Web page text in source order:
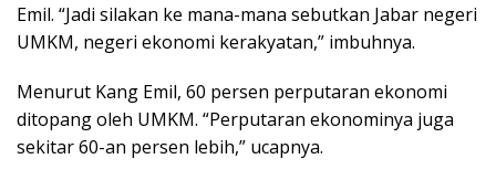
Emil. “Jadi silakan ke mana-mana sebutkan Jabar negeri
UMKM, negeri ekonomi kerakyatan,” imbuhnya.
Menurut Kang Emil, 60 persen perputaran ekonomi
ditopang oleh UMKM. “Perputaran ekonominya juga
sekitar 60-an persen lebih,” ucapnya.